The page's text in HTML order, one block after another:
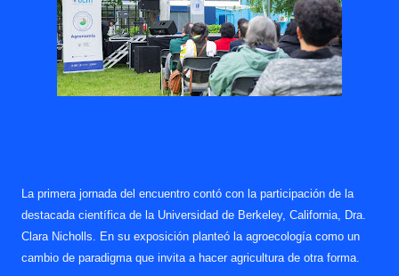
La primera jornada del encuentro contó con la participación de la
destacada científica de la Universidad de Berkeley, California, Dra.
Clara Nicholls. En su exposición planteó la agroecología como un
cambio de paradigma que invita a hacer agricultura de otra forma.